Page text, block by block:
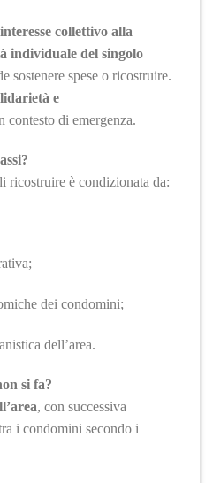
collettivo alla
individuale del singolo
sostenere spese o ricostruire.
e
contesto di emergenza.
ricostruire è condizionata da:
dei condomini;
dell’area.
si fa?
, con successiva
i condomini secondo i